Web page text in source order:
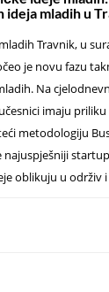
ideja mladih u
Travnik, u
je novu fazu
Na
imaju
metodologiju
najuspješniji
oblikuju u održiv